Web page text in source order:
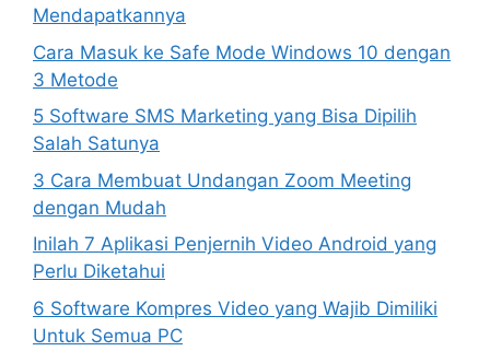
Mendapatkannya
Cara Masuk ke Safe Mode Windows 10 dengan
3 Metode
5 Software SMS Marketing yang Bisa Dipilih
Salah Satunya
3 Cara Membuat Undangan Zoom Meeting
dengan Mudah
Inilah 7 Aplikasi Penjernih Video Android yang
Perlu Diketahui
6 Software Kompres Video yang Wajib Dimiliki
Untuk Semua PC